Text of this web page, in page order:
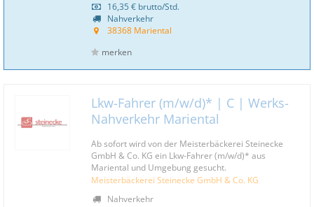
16,35 € brutto/Std.
Nahverkehr
38368 Mariental
merken
Lkw-Fahrer (m/w/d)* | C | Werks-
Nahverkehr Mariental
Ab sofort wird von der Meisterbäckerei Steinecke
GmbH & Co. KG ein Lkw-Fahrer (m/w/d)* aus
Mariental und Umgebung gesucht.
Meisterbäckerei Steinecke GmbH & Co. KG
Nahverkehr